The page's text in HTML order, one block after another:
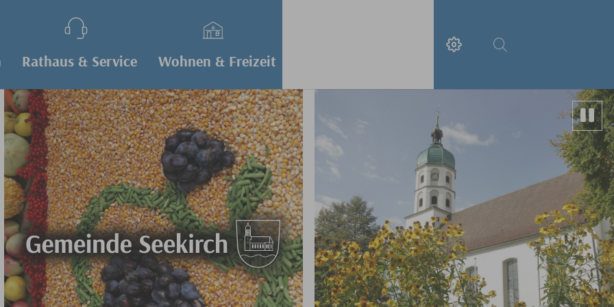
Rathaus & Service Wohnen & Freizeit